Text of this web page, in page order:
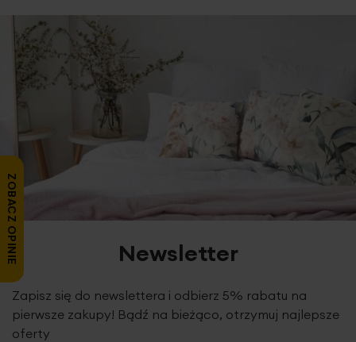
Newsletter
Zapisz się do newslettera i odbierz 5% rabatu na
pierwsze zakupy! Bądź na bieżąco, otrzymuj najlepsze
oferty
ZOBACZ OPINIE